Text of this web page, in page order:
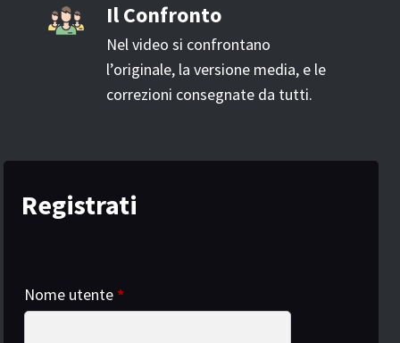
Il Confronto
Nel video si confrontano
l’originale, la versione media, e le
correzioni consegnate da tutti.
Registrati
Nome utente*